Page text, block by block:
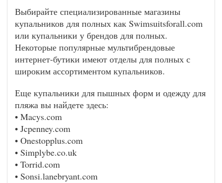
Выбирайте специализированные магазины
купальников для полных как Swimsuitsforall.com
или купальники у брендов для полных.
Некоторые популярные мультибрендовые
интернет-бутики имеют отделы для полных с
широким ассортиментом купальников.
Еще купальники для пышных форм и одежду для
пляжа вы найдете здесь:
• Macys.com
• Jcpenney.com
• Onestopplus.com
• Simplybe.co.uk
• Torrid.com
• Sonsi.lanebryant.com